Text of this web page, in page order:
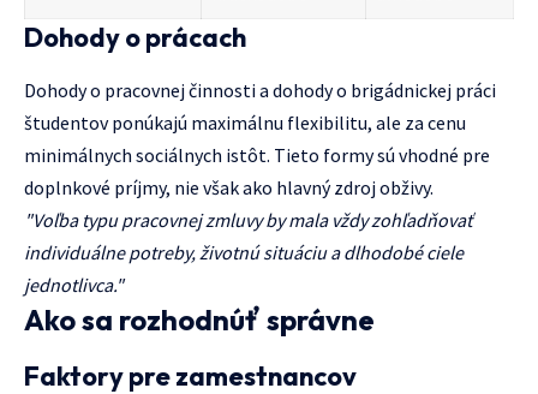
Dohody o prácach
Dohody o pracovnej činnosti a dohody o brigádnickej práci
študentov ponúkajú maximálnu flexibilitu, ale za cenu
minimálnych sociálnych istôt. Tieto formy sú vhodné pre
doplnkové príjmy, nie však ako hlavný zdroj obživy.
"Voľba typu pracovnej zmluvy by mala vždy zohľadňovať
individuálne potreby, životnú situáciu a dlhodobé ciele
jednotlivca."
Ako sa rozhodnúť správne
Faktory pre zamestnancov